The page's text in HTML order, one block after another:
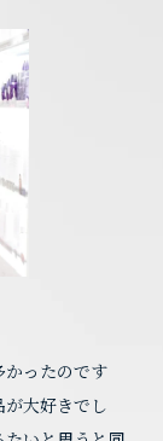
ったのです
大好きでし